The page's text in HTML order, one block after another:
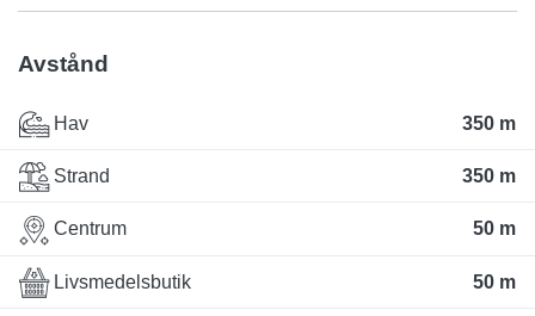
Avstånd
Hav 350 m
Strand 350 m
Centrum 50 m
Livsmedelsbutik 50 m